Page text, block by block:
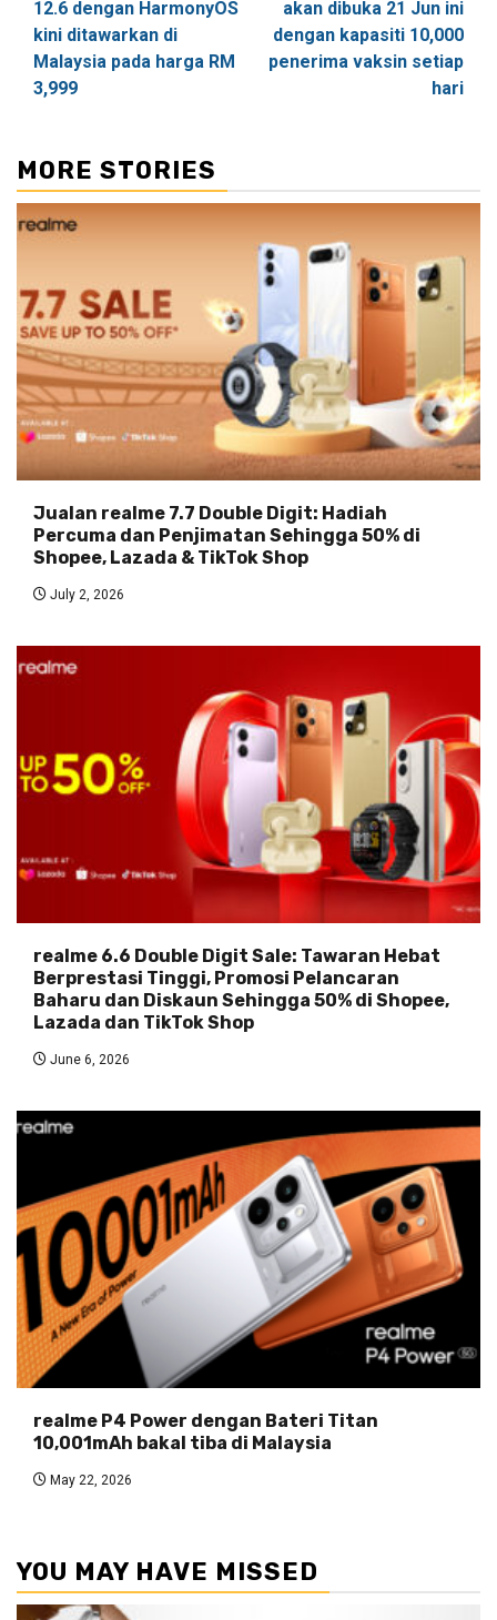
12.6 dengan HarmonyOS
kini ditawarkan di
Malaysia pada harga RM
3,999
akan dibuka 21 Jun ini
dengan kapasiti 10,000
penerima vaksin setiap
hari
MORE STORIES
Jualan realme 7.7 Double Digit: Hadiah
Percuma dan Penjimatan Sehingga 50% di
Shopee, Lazada & TikTok Shop
July 2, 2026
realme 6.6 Double Digit Sale: Tawaran Hebat
Berprestasi Tinggi, Promosi Pelancaran
Baharu dan Diskaun Sehingga 50% di Shopee,
Lazada dan TikTok Shop
June 6, 2026
realme P4 Power dengan Bateri Titan
10,001mAh bakal tiba di Malaysia
May 22, 2026
YOU MAY HAVE MISSED